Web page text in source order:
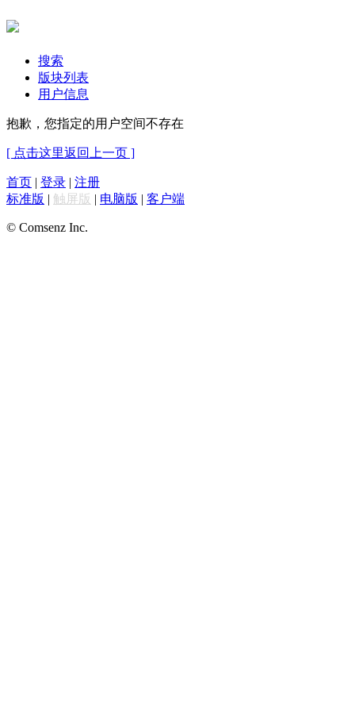
搜索
版块列表
用户信息
抱歉，您指定的用户空间不存在
[ 点击这里返回上一页 ]
首页 | 登录 | 注册
标准版 | 触屏版 | 电脑版 | 客户端
© Comsenz Inc.